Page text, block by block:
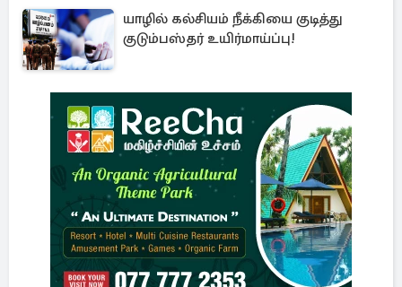
யாழில் கல்சியம் நீக்கியை குடித்து
குடும்பஸ்தர் உயிர்மாய்ப்பு!